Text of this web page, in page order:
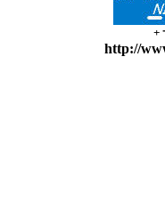
+
http://